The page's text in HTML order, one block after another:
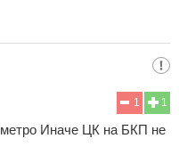
1
1
Иначе ЦК на БКП не